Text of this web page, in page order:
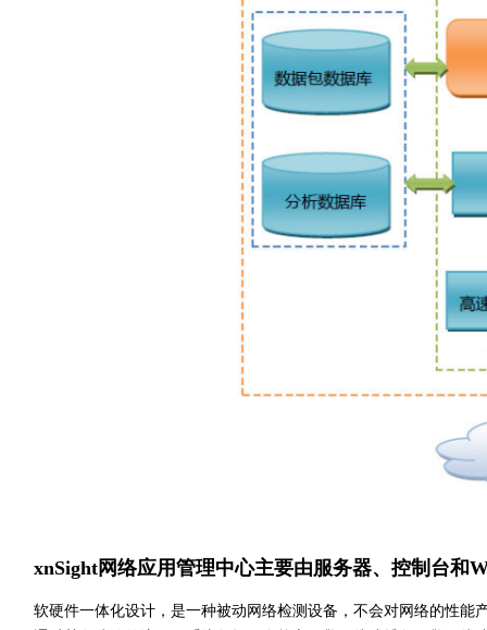
xnSight网络应用管理中心主要由服务器、控制台和
软硬件一体化设计，是一种被动网络检测设备，不会对网络的性